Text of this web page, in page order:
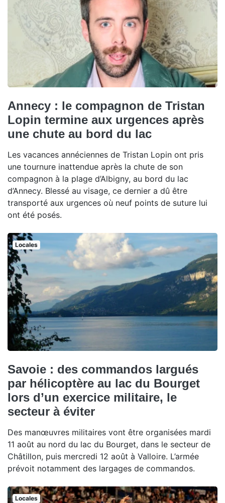
Annecy : le compagnon de Tristan
Lopin termine aux urgences après
une chute au bord du lac
Les vacances annéciennes de Tristan Lopin ont pris
une tournure inattendue après la chute de son
compagnon à la plage d’Albigny, au bord du lac
d’Annecy. Blessé au visage, ce dernier a dû être
transporté aux urgences où neuf points de suture lui
ont été posés.
Locales
Savoie : des commandos largués
par hélicoptère au lac du Bourget
lors d’un exercice militaire, le
secteur à éviter
Des manœuvres militaires vont être organisées mardi
11 août au nord du lac du Bourget, dans le secteur de
Châtillon, puis mercredi 12 août à Valloire. L’armée
prévoit notamment des largages de commandos.
Locales